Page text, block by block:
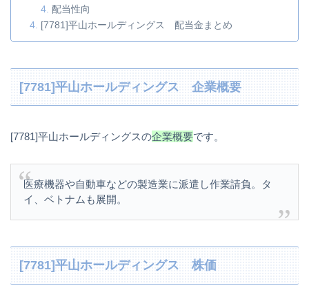
配当性向
[7781]平山ホールディングス 配当金まとめ
[7781]平山ホールディングス 企業概要
[7781]平山ホールディングスの企業概要です。
医療機器や自動車などの製造業に派遣し作業請負。タ
イ、ベトナムも展開。
[7781]平山ホールディングス 株価